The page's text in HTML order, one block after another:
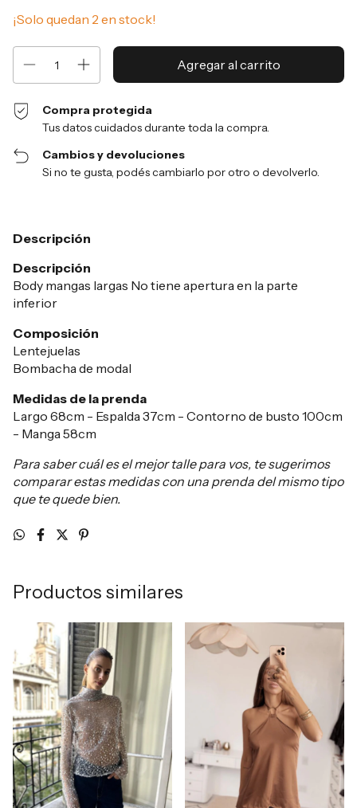
¡Solo quedan 2 en stock!
Compra protegida
Tus datos cuidados durante toda la compra.
Cambios y devoluciones
Si no te gusta, podés cambiarlo por otro o devolverlo.
Descripción
Descripción
Body mangas largas No tiene apertura en la parte
inferior
Composición
Lentejuelas
Bombacha de modal
Medidas de la prenda
Largo 68cm - Espalda 37cm - Contorno de busto 100cm
- Manga 58cm
Para saber cuál es el mejor talle para vos, te sugerimos
comparar estas medidas con una prenda del mismo tipo
que te quede bien.
Productos similares